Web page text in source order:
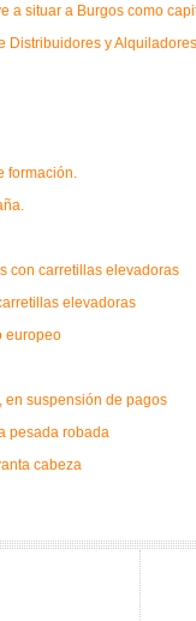
a situar a Burgos como
Distribuidores y
formación.
con carretillas elevadoras
elevadoras
europeo
en suspensión de pagos
pesada robada
cabeza